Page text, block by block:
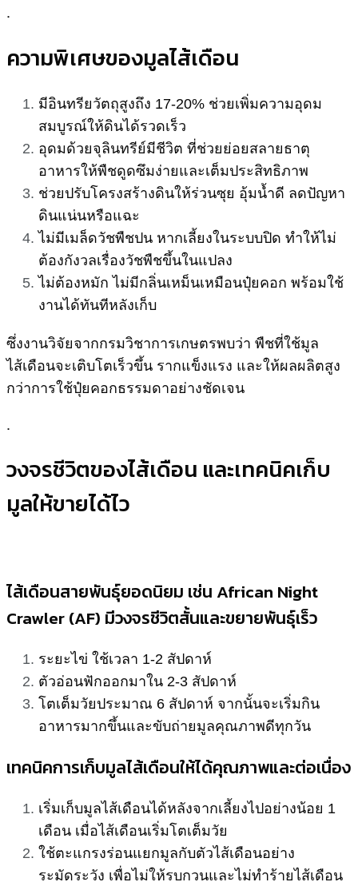
.
ความพิเศษของมูลไส้เดือน
มีอินทรียวัตถุสูงถึง 17-20% ช่วยเพิ่มความอุดม
สมบูรณ์ให้ดินได้รวดเร็ว
อุดมด้วยจุลินทรีย์มีชีวิต ที่ช่วยย่อยสลายธาตุ
อาหารให้พืชดูดซึมง่ายและเต็มประสิทธิภาพ
ช่วยปรับโครงสร้างดินให้ร่วนซุย อุ้มน้ำดี ลดปัญหา
ดินแน่นหรือแฉะ
ไม่มีเมล็ดวัชพืชปน หากเลี้ยงในระบบปิด ทำให้ไม่
ต้องกังวลเรื่องวัชพืชขึ้นในแปลง
ไม่ต้องหมัก ไม่มีกลิ่นเหม็นเหมือนปุ๋ยคอก พร้อมใช้
งานได้ทันทีหลังเก็บ
ซึ่งงานวิจัยจากกรมวิชาการเกษตรพบว่า พืชที่ใช้มูล
ไส้เดือนจะเติบโตเร็วขึ้น รากแข็งแรง และให้ผลผลิตสูง
กว่าการใช้ปุ๋ยคอกธรรมดาอย่างชัดเจน
.
วงจรชีวิตของไส้เดือน และเทคนิคเก็บ
มูลให้ขายได้ไว
ไส้เดือนสายพันธุ์ยอดนิยม เช่น African Night
Crawler (AF) มีวงจรชีวิตสั้นและขยายพันธุ์เร็ว
ระยะไข่ ใช้เวลา 1-2 สัปดาห์
ตัวอ่อนฟักออกมาใน 2-3 สัปดาห์
โตเต็มวัยประมาณ 6 สัปดาห์ จากนั้นจะเริ่มกิน
อาหารมากขึ้นและขับถ่ายมูลคุณภาพดีทุกวัน
เทคนิคการเก็บมูลไส้เดือนให้ได้คุณภาพและต่อเนื่อง
เริ่มเก็บมูลไส้เดือนได้หลังจากเลี้ยงไปอย่างน้อย 1
เดือน เมื่อไส้เดือนเริ่มโตเต็มวัย
ใช้ตะแกรงร่อนแยกมูลกับตัวไส้เดือนอย่าง
ระมัดระวัง เพื่อไม่ให้รบกวนและไม่ทำร้ายไส้เดือน